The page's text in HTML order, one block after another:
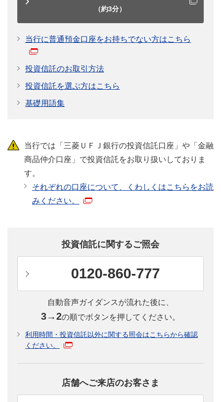
運用初心者の方でも、投資信託を始めやすい理由
くわしく見る
どうして資産形成が必要なの？
くわしく見る
投資信託はじめの一歩は、ここから。
投資信託デビューするための、疑問や不安を解
投資信託はどうやって始めるの？
投資信託の始め方をステップごとにご説明しま
くわしく見る
目論見書・報告書の
見方・読み方
（約3分）
当行に普通預金口座をお持ちでない方はこちら
投資信託のお取引方法
投資信託を選ぶ方はこちら
基礎用語集
当行では「三菱ＵＦＪ銀行の投資信託口座」や「金融
商品仲介口座」で投資信託をお取り扱いしておりま
す。
それぞれの口座について、くわしくはこちらをお読
みください。
投資信託に関するご照会
0120-860-777
自動音声ガイダンスが流れた後に、
3→2の順でボタンを押してください。
利用時間・投資信託以外に関する照会はこちらから確認
ください。
店舗へご来店のお客さま